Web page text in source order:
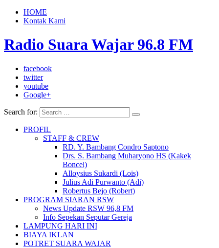
HOME
Kontak Kami
Radio Suara Wajar 96.8 FM
facebook
twitter
youtube
Google+
Search for:
PROFIL
STAFF & CREW
RD. Y. Bambang Condro Saptono
Drs. S. Bambang Muharyono HS (Kakek
Boncel)
Alloysius Sukardi (Lois)
Julius Adi Purwanto (Adi)
Robertus Bejo (Robert)
PROGRAM SIARAN RSW
News Update RSW 96,8 FM
Info Sepekan Seputar Gereja
LAMPUNG HARI INI
BIAYA IKLAN
POTRET SUARA WAJAR